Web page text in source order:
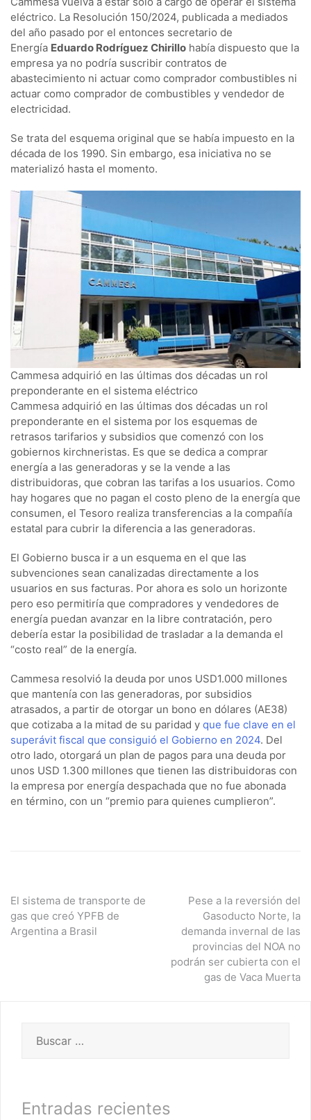
eléctrico. La Resolución 150/2024, publicada a mediados
del año pasado por el entonces secretario de
Energía Eduardo Rodríguez Chirillo había dispuesto que la
empresa ya no podría suscribir contratos de
abastecimiento ni actuar como comprador combustibles ni
actuar como comprador de combustibles y vendedor de
electricidad.
Se trata del esquema original que se había impuesto en la
década de los 1990. Sin embargo, esa iniciativa no se
materializó hasta el momento.
Cammesa adquirió en las últimas dos décadas un rol
preponderante en el sistema eléctrico
Cammesa adquirió en las últimas dos décadas un rol
preponderante en el sistema por los esquemas de
retrasos tarifarios y subsidios que comenzó con los
gobiernos kirchneristas. Es que se dedica a comprar
energía a las generadoras y se la vende a las
distribuidoras, que cobran las tarifas a los usuarios. Como
hay hogares que no pagan el costo pleno de la energía que
consumen, el Tesoro realiza transferencias a la compañía
estatal para cubrir la diferencia a las generadoras.
El Gobierno busca ir a un esquema en el que las
subvenciones sean canalizadas directamente a los
usuarios en sus facturas. Por ahora es solo un horizonte
pero eso permitiría que compradores y vendedores de
energía puedan avanzar en la libre contratación, pero
debería estar la posibilidad de trasladar a la demanda el
“costo real” de la energía.
Cammesa resolvió la deuda por unos USD1.000 millones
que mantenía con las generadoras, por subsidios
atrasados, a partir de otorgar un bono en dólares (AE38)
que cotizaba a la mitad de su paridad y que fue clave en el
superávit fiscal que consiguió el Gobierno en 2024. Del
otro lado, otorgará un plan de pagos para una deuda por
unos USD 1.300 millones que tienen las distribuidoras con
la empresa por energía despachada que no fue abonada
en término, con un “premio para quienes cumplieron”.
Navegación
de
El sistema de transporte de
gas que creó YPFB de
Argentina a Brasil
Pese a la reversión del
Gasoducto Norte, la
demanda invernal de las
provincias del NOA no
podrán ser cubierta con el
gas de Vaca Muerta
Entradas recientes